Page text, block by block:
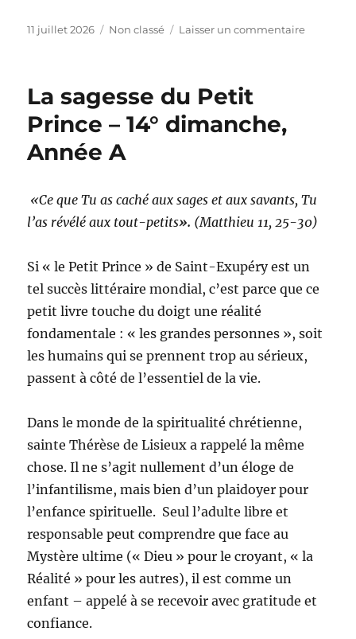
c
b
o
o
k
ss
n
g
er
it
r
ai at
A
p
p
p
Li
n
k
rt
g
er
Publié
11 juillet 2026 Catégories
Non classé Laisser un commentairesur
La sagesse du Petit
Prince – 14° dimanche,
Année A
«Ce que Tu as caché aux sages et aux savants, Tu
l’as révélé aux tout-petits». (Matthieu 11, 25-30)
Si « le Petit Prince » de Saint-Exupéry est un
tel succès littéraire mondial, c’est parce que ce
petit livre touche du doigt une réalité
fondamentale : « les grandes personnes », soit
les humains qui se prennent trop au sérieux,
passent à côté de l’essentiel de la vie.
Dans le monde de la spiritualité chrétienne,
sainte Thérèse de Lisieux a rappelé la même
chose. Il ne s’agit nullement d’un éloge de
l’infantilisme, mais bien d’un plaidoyer pour
l’enfance spirituelle. Seul l’adulte libre et
responsable peut comprendre que face au
Mystère ultime (« Dieu » pour le croyant, « la
Réalité » pour les autres), il est comme un
enfant – appelé à se recevoir avec gratitude et
confiance.